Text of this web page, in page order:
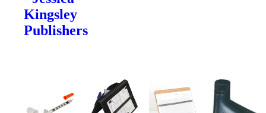
Kingsley
Publishers